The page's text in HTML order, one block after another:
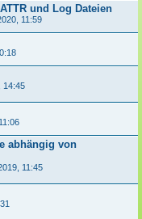
und Log Dateien
11:59
14:45
abhängig von
11:45